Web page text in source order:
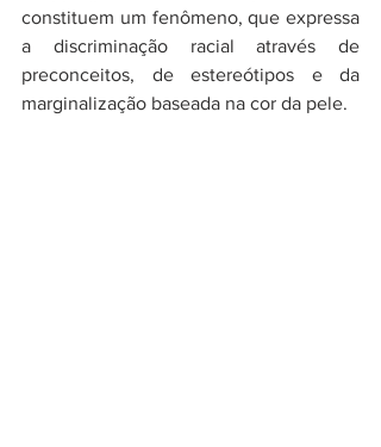
constituem um fenômeno, que expressa
a discriminação racial através de
preconceitos, de estereótipos e da
marginalização baseada na cor da pele.